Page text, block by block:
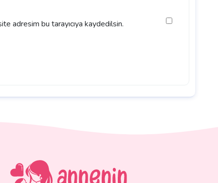
adresim bu tarayıcıya kaydedilsin.